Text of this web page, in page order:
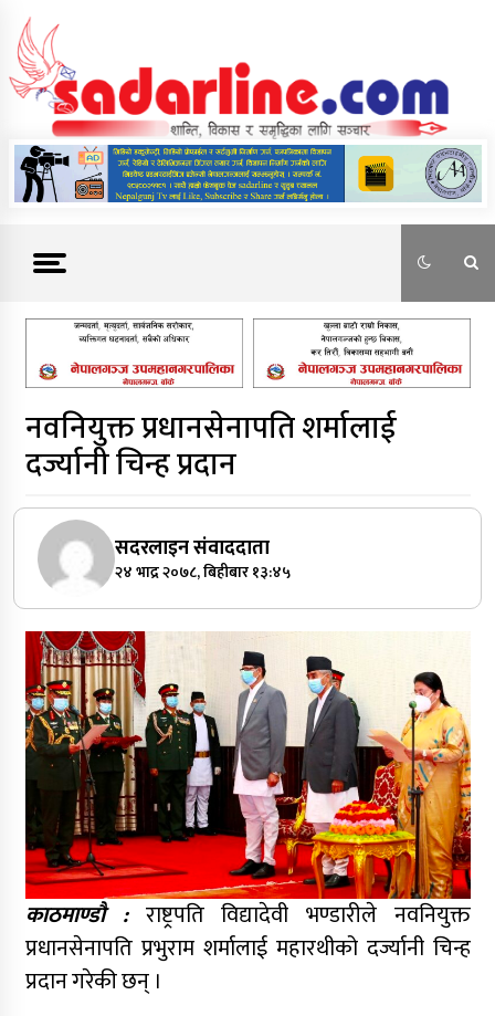
content
News For Nepal
नवनियुक्त प्रधानसेनापति शर्मालाई
दर्ज्यानी चिन्ह प्रदान
सदरलाइन संवाददाता
२४ भाद्र २०७८, बिहीबार १३:४५
काठमाण्डौ :राष्ट्रपति विद्यादेवी भण्डारीले नवनियुक्त
प्रधानसेनापति प्रभुराम शर्मालाई महारथीको दर्ज्यानी चिन्ह
प्रदान गरेकी छन् ।